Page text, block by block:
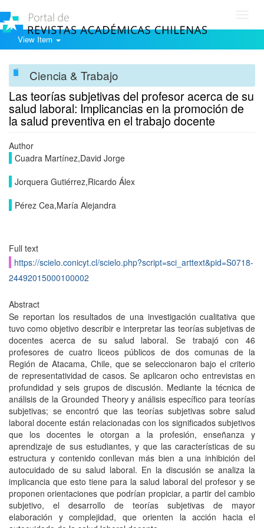
View Item
Ciencia & Trabajo
Las teorías subjetivas del profesor acerca de su
salud laboral: Implicancias en la promoción de
la salud preventiva en el trabajo docente
Author
Cuadra Martínez,David Jorge
Jorquera Gutiérrez,Ricardo Álex
Pérez Cea,María Alejandra
Full text
https://scielo.conicyt.cl/scielo.php?script=sci_arttext&pid=S0718-
24492015000100002
Abstract
Se reportan los resultados de una investigación cualitativa que
tuvo como objetivo describir e interpretar las teorías subjetivas de
docentes acerca de su salud laboral. Se trabajó con 46
profesores de cuatro liceos públicos de dos comunas de la
Región de Atacama, Chile, que se seleccionaron bajo el criterio
de representatividad de casos. Se aplicaron ocho entrevistas en
profundidad y seis grupos de discusión. Mediante la técnica de
análisis de la Grounded Theory y análisis específico para teorías
subjetivas; se encontró que las teorías subjetivas sobre salud
laboral docente están relacionadas con los significados subjetivos
que los docentes le otorgan a la profesión, enseñanza y
aprendizaje de sus estudiantes, y que las características de su
estructura y contenido conllevan más bien a una inhibición del
autocuidado de su salud laboral. En la discusión se analiza la
implicancia que esto tiene para la salud laboral del profesor y se
proponen orientaciones que podrían propiciar, a partir del cambio
subjetivo, el desarrollo de teorías subjetivas de mayor
elaboración y complejidad, que orienten la acción hacia el